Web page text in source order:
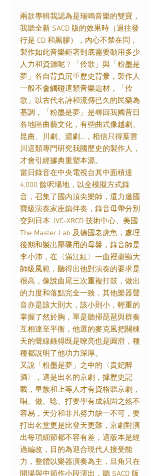
兩款專輯我認為是瑞鳴音樂的雙寶，
我聽全新 SACD 版的效果時（過往發
行是 CD 和黑膠），內心不禁在問，
製作如此音樂鉅著到底需要動用多少
人力和資源呢 ? 「伶歌」與「粉墨是
夢」各自背負沉重歷史背景，製作人
一般不會觸碰這類音樂題材，「伶
歌」以古代名詩和流傳已久的民樂為
基調，「粉墨是夢」是尋回我國昔日
各地區曲藝文化，有些曲式像越劇、
昆曲、川劇、滬劇…，相信只得葉雲
川這類專門研究我國歷史的製作人，
才會引經據典重塑本源。
當日錄音在中央電視台其中面積達
4,000 餘呎場地，以全模擬方式錄
音，召集了國內頂尖樂師，還力邀國
寶級演奏家座鎮伴奏，錄音母帶分別
交到日本 JVC-XRCD 技術中心、美國
The Master Lab 及德國老虎魚，處理
後期和製出壓碟用的母盤，錄音師是
李小沛，在〈滿江紅〉一曲裡盡顯大
師級風範，聽得出他對演奏的要求是
很高，像說曲尾三次重複打鼓，做出
的力度和落點完全一致，其他樂器聲
音亦是該大則大，該小則小，輕重的
掌握了然於胸，單是聽掃琵琶與群奏
互相達至平衡，他選的麥克風把關棟
天的聲線錄得既是嘹亮也是圓滑，種
種都說明了他功力深厚。
又說「粉墨是夢」之中的〈貴妃醉
酒〉，這是出名的京劇，據歷史記
載，皇族和上等人才有資格聽京劇，
唱、做、唸、打要學有成就固之然不
容易，天分和非凡努力缺一不可，要
打出名堂更是比登天更難，京劇對演
出每項細節都不容有差，這版本是經
過編改，目的為迎合現代人接受能
力，整體以樂器演奏為主，旦角只在
開場與中節作小段演出，聽 SACD 版